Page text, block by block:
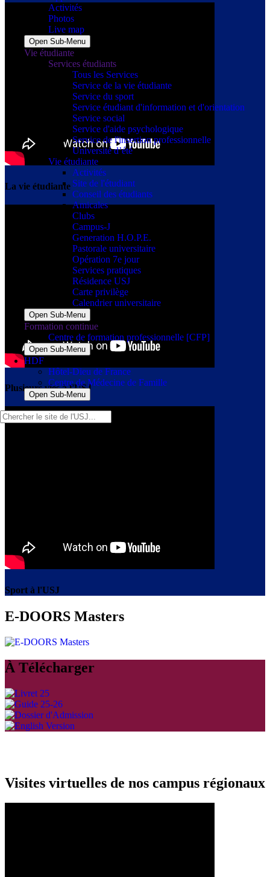
Activités
Photos
Live map
Open Sub-Menu
Vie étudiante
Services étudiants
Tous les Services
Service de la vie étudiante
Service du sport
Service étudiant d'information et d'orientation
Service social
Service d'aide psychologique
Service de l'insertion professionnelle
Université d’été
Vie étudiante
Activités
Site de l'étudiant
Conseil des étudiants
Amicales
Clubs
Campus-J
Generation H.O.P.E.
Pastorale universitaire
Opération 7e jour
Services pratiques
Résidence USJ
Carte privilège
Calendrier universitaire
Open Sub-Menu
Formation continue
Centre de formation professionnelle [CFP]
Open Sub-Menu
HDF
Hôtel-Dieu de France
Centre de Médecine de Famille
Open Sub-Menu
La vie étudiante
Plusieurs vies à l'USJ
Sport à l'USJ
E-DOORS Masters
À Télécharger
Visites virtuelles de nos campus régionaux